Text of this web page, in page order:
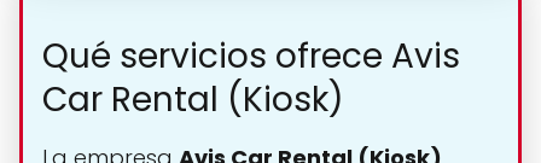
Qué servicios ofrece Avis
Car Rental (Kiosk)